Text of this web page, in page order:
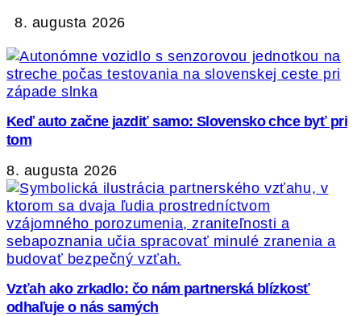
8. augusta 2026
Keď auto začne jazdiť samo: Slovensko chce byť pri
tom
8. augusta 2026
Vzťah ako zrkadlo: čo nám partnerská blízkosť
odhaľuje o nás samých